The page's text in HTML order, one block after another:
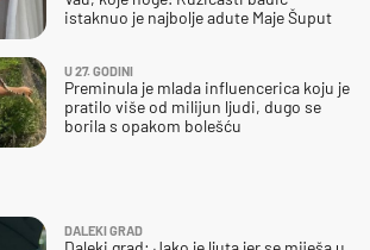
istaknuo je najbolje adute Maje Šuput
U 27. GODINI
Preminula je mlada influencerica koju je
pratilo više od milijun ljudi, dugo se
borila s opakom bolešću
DALEKI GRAD